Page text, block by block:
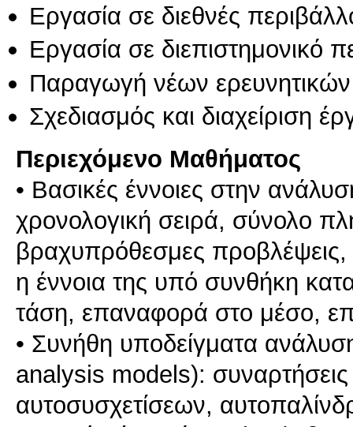
Εργασία σε διεθνές
Εργασία σε διεπιστημονικό
Παραγωγή νέων
Σχεδιασμός και διαχείριση
Περιεχόμενο Μαθήματος
• Βασικές έννοιες στην
χρονολογική σειρά, σύνολο
βραχυπρόθεσμες
η έννοια της υπό συνθήκη
τάση, επαναφορά στο μέσο,
• Συνήθη υποδείγματα
analysis models):
αυτοσυσχετίσεων,